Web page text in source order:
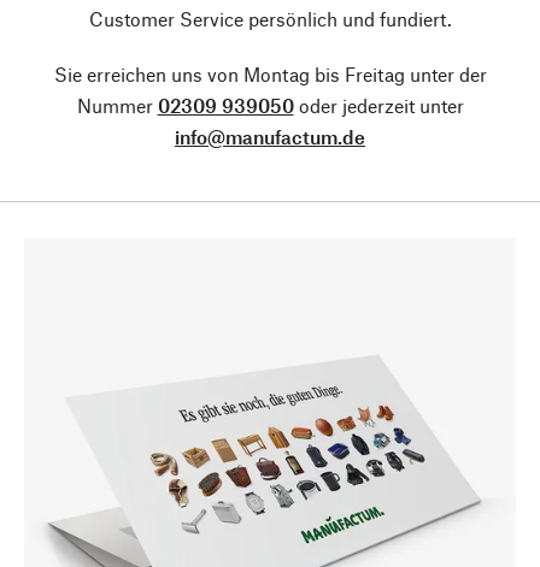
Customer Service persönlich und fundiert.
Sie erreichen uns von Montag bis Freitag unter der
Nummer 02309 939050oder jederzeit unter
info@manufactum.de